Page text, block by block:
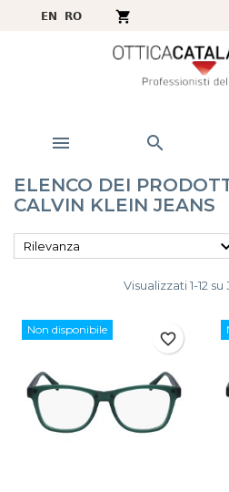
 
ELENCO DEI
CALVIN KLEIN JEANS
Rilevanza
Visualizzati 1-12
Non disponibile
favorite_border